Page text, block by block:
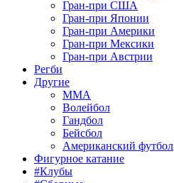
Гран-при США
Гран-при Японии
Гран-при Америки
Гран-при Мексики
Гран-при Австрии
Регби
Другие
MMA
Волейбол
Гандбол
Бейсбол
Американский футбол
Фигурное катание
#Клубы